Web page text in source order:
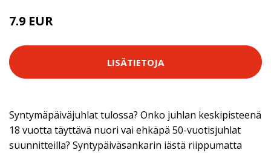
7.9 EUR
LISÄTIETOJA
Syntymäpäiväjuhlat tulossa? Onko juhlan keskipisteenä
18 vuotta täyttävä nuori vai ehkäpä 50-vuotisjuhlat
suunnitteilla? Syntypäiväsankarin iästä riippumatta